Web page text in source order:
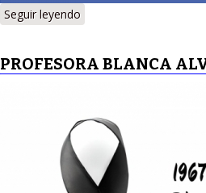
Seguir leyendo
PROFESORA BLANCA